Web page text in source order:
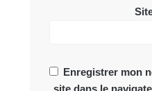
Enregistrer mon
site dans le